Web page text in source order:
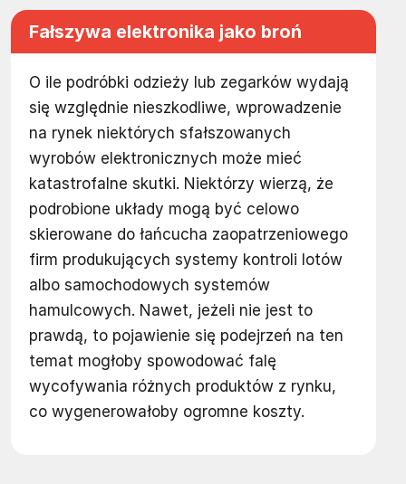
Fałszywa elektronika jako broń
O ile podróbki odzieży lub zegarków wydają
się względnie nieszkodliwe, wprowadzenie
na rynek niektórych sfałszowanych
wyrobów elektronicznych może mieć
katastrofalne skutki. Niektórzy wierzą, że
podrobione układy mogą być celowo
skierowane do łańcucha zaopatrzeniowego
firm produkujących systemy kontroli lotów
albo samochodowych systemów
hamulcowych. Nawet, jeżeli nie jest to
prawdą, to pojawienie się podejrzeń na ten
temat mogłoby spowodować falę
wycofywania różnych produktów z rynku,
co wygenerowałoby ogromne koszty.